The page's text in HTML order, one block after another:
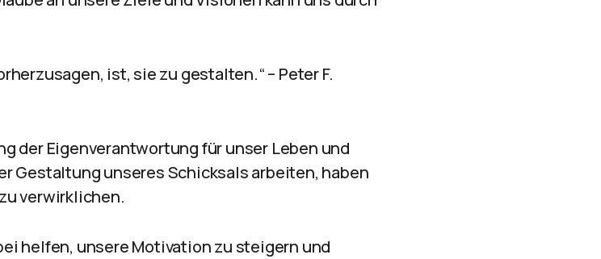
ist, sie zu gestalten.“ – Peter F.
der Eigenverantwortung für unser Leben und
Gestaltung unseres Schicksals arbeiten, haben
verwirklichen.
helfen, unsere Motivation zu steigern und